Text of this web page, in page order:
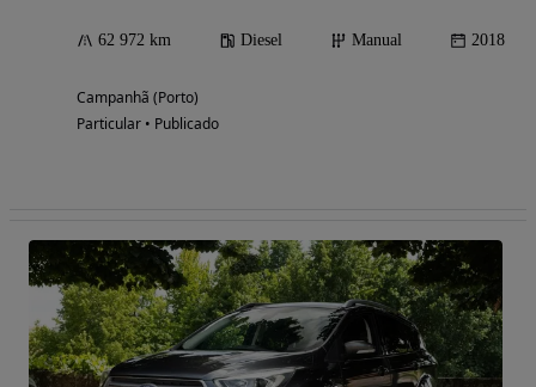
62 972 km Diesel Manual 2018
Campanhã (Porto)
Particular • Publicado